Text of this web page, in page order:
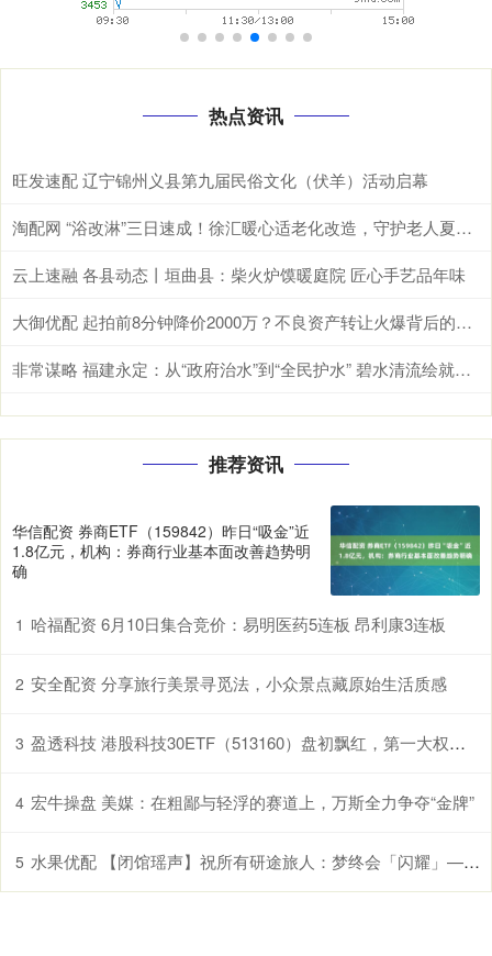
热点资讯
旺发速配 辽宁锦州义县第九届民俗文化（伏羊）活动启幕
淘配网 “浴改淋”三日速成！徐汇暖心适老化改造，守护老人夏日洗浴安全
云上速融 各县动态丨垣曲县：柴火炉馍暖庭院 匠心手艺品年味
大御优配 起拍前8分钟降价2000万？不良资产转让火爆背后的隐秘交易
非常谋略 福建永定：从“政府治水”到“全民护水” 碧水清流绘就乡村美与富_永定区_区域_谢雪林
推荐资讯
华信配资 券商ETF（159842）昨日“吸金”近
1.8亿元，机构：券商行业基本面改善趋势明
确
1 哈福配资 6月10日集合竞价：易明医药5连板 昂利康3连板
2 安全配资 分享旅行美景寻觅法，小众景点藏原始生活质感
3 盈透科技 港股科技30ETF（513160）盘初飘红，第一大权重股阿里巴巴-W连续20日获南向资金净买入
4 宏牛操盘 美媒：在粗鄙与轻浮的赛道上，万斯全力争夺“金牌”
5 水果优配 【闭馆瑶声】祝所有研途旅人：梦终会「闪耀」——2025年12月闭馆音乐歌单